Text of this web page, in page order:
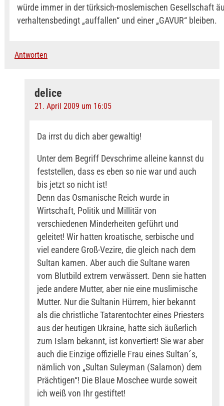
würde immer in der türksich-moslemischen Gesellschaft
verhaltensbedingt „auffallen“ und einer „GAVUR“ bleiben.
Antworten
delice
21. April 2009 um 16:05
Da irrst du dich aber gewaltig!
Unter dem Begriff Devschrime alleine kannst du
feststellen, dass es eben so nie war und auch
bis jetzt so nicht ist!
Denn das Osmanische Reich wurde in
Wirtschaft, Politik und Millitär von
verschiedenen Minderheiten geführt und
geleitet! Wir hatten kroatische, serbische und
viel eandere Groß-Vezire, die gleich nach dem
Sultan kamen. Aber auch die Sultane waren
vom Blutbild extrem verwässert. Denn sie hatten
jede andere Mutter, aber nie eine muslimische
Mutter. Nur die Sultanin Hürrem, hier bekannt
als die christliche Tatarentochter eines Priesters
aus der heutigen Ukraine, hatte sich äußerlich
zum Islam bekannt, ist konvertiert! Sie war aber
auch die Einzige offizielle Frau eines Sultan´s,
nämlich von „Sultan Suleyman (Salamon) dem
Prächtigen“! Die Blaue Moschee wurde soweit
ich weiß von Ihr gestiftet!